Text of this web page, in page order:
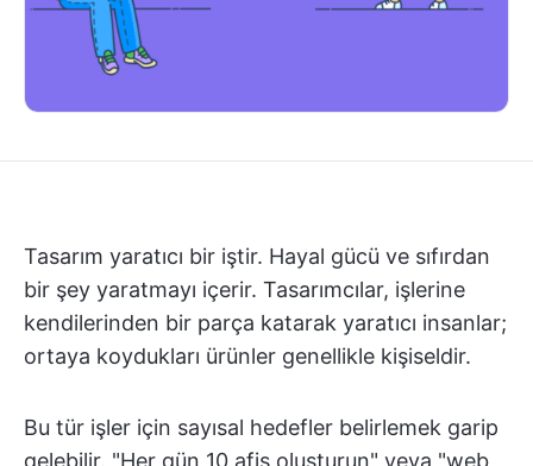
Tasarım yaratıcı bir iştir. Hayal gücü ve sıfırdan
bir şey yaratmayı içerir. Tasarımcılar, işlerine
kendilerinden bir parça katarak yaratıcı insanlar;
ortaya koydukları ürünler genellikle kişiseldir.
Bu tür işler için sayısal hedefler belirlemek garip
gelebilir. "Her gün 10 afiş oluşturun" veya "web